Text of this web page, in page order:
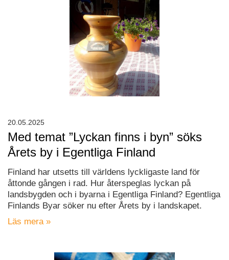
Med temat ”Lyckan finns i byn” söks
Årets by i Egentliga Finland
Finland har utsetts till världens lyckligaste land för
åttonde gången i rad. Hur återspeglas lyckan på
landsbygden och i byarna i Egentliga Finland? Egentliga
Finlands Byar söker nu efter Årets by i landskapet.
Läs mera »
20.05.2025